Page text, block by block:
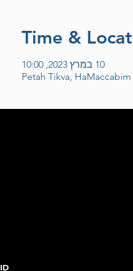
Time &
10 במרץ 2023, 10:00
Petah Tikva, HaMaccabim
ID